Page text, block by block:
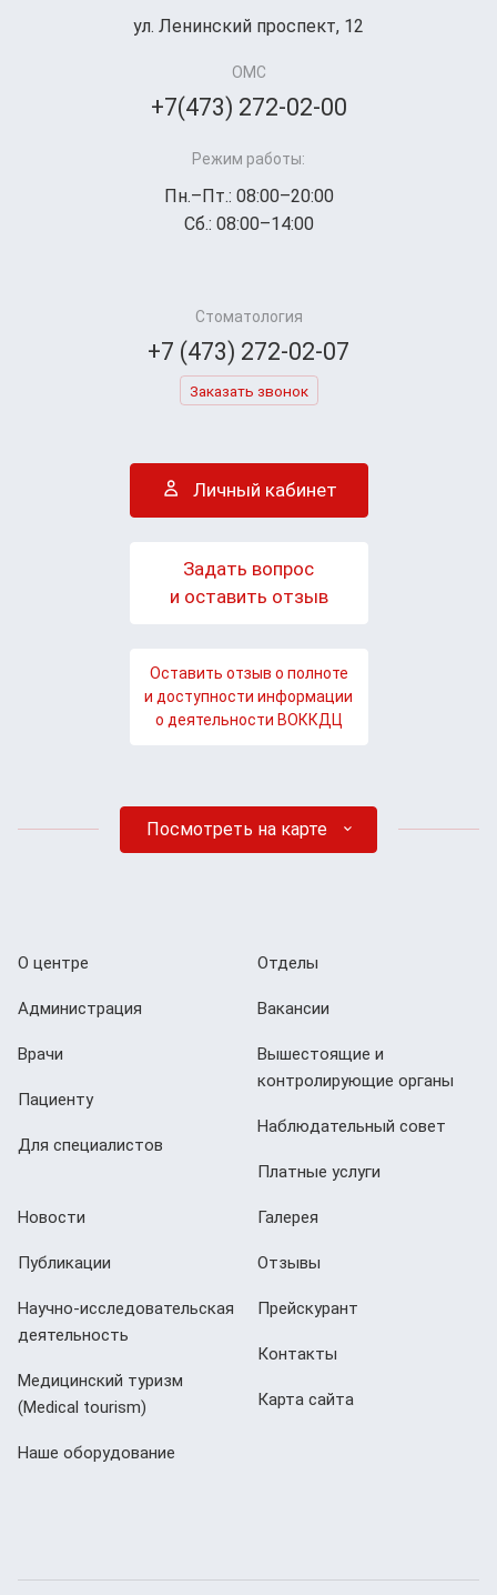
ул. Ленинский проспект, 12
ОМС
+7(473) 272-02-00
Режим работы:
Пн.–Пт.: 08:00–20:00
Сб.: 08:00–14:00
Стоматология
+7 (473) 272-02-07
Заказать звонок
Личный кабинет
Задать вопрос
и оставить отзыв
Оставить отзыв о полноте
и доступности информации
о деятельности ВОККДЦ
Посмотреть на карте
О центре
Администрация
Врачи
Пациенту
Для специалистов
Отделы
Вакансии
Вышестоящие и
контролирующие органы
Наблюдательный совет
Платные услуги
Новости
Публикации
Научно-исследовательская
деятельность
Медицинский туризм
(Мedical tourism)
Наше оборудование
Галерея
Отзывы
Прейскурант
Контакты
Карта сайта